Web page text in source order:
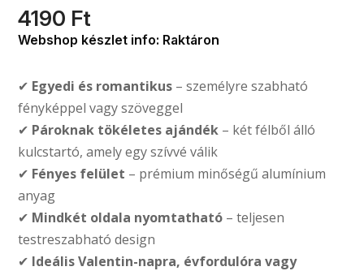
4190 Ft
Webshop készlet info: Raktáron
✔ Egyedi és romantikus – személyre szabható
fényképpel vagy szöveggel
✔ Pároknak tökéletes ajándék – két félből álló
kulcstartó, amely egy szívvé válik
✔ Fényes felület – prémium minőségű alumínium
anyag
✔ Mindkét oldala nyomtatható – teljesen
testreszabható design
✔ Ideális Valentin-napra, évfordulóra vagy